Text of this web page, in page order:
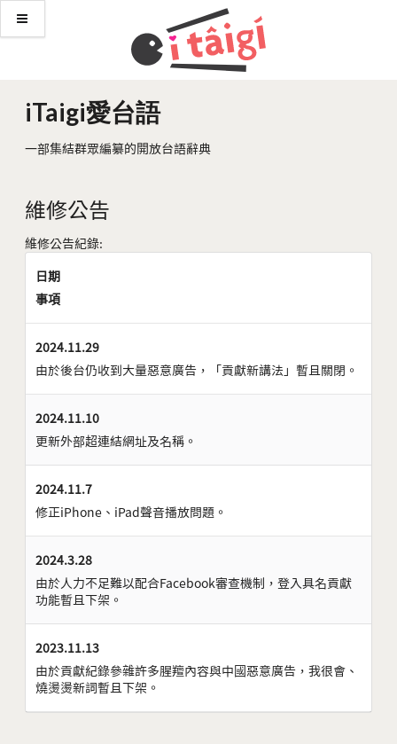
iTaigi愛台語
一部集結群眾編纂的開放台語辭典
維修公告
維修公告紀錄:
日期
事項
2024.11.29
由於後台仍收到大量惡意廣告，「貢獻新講法」暫且關閉。
2024.11.10
更新外部超連結網址及名稱。
2024.11.7
修正iPhone、iPad聲音播放問題。
2024.3.28
由於人力不足難以配合Facebook審查機制，登入具名貢獻
功能暫且下架。
2023.11.13
由於貢獻紀錄參雜許多腥羶內容與中國惡意廣告，我很會、
燒燙燙新詞暫且下架。